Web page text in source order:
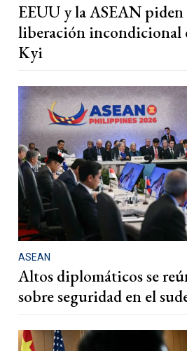
EEUU y la ASEAN
liberación incondicional
Kyi
ASEAN
Altos diplomáticos se
sobre seguridad en el